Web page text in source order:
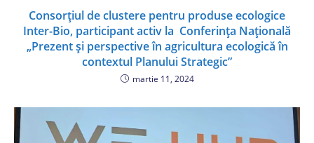
Consorțiul de clustere pentru produse ecologice
Inter-Bio, participant activ la Conferința Națională
„Prezent și perspective în agricultura ecologică în
contextul Planului Strategic”
martie 11, 2024